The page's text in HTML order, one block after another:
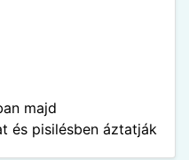
majd
és pisilésben áztatják